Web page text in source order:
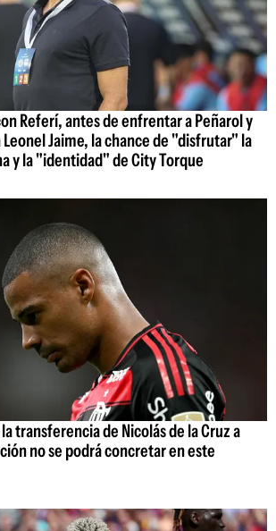
Referí, antes de enfrentar a Peñarol y
Jaime, la chance de "disfrutar" la
y la "identidad" de City Torque
transferencia de Nicolás de la Cruz a
no se podrá concretar en este